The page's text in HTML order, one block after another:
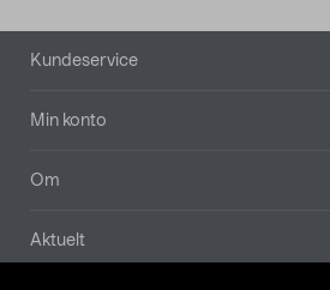
Bunntekst
Kundeservice
Min konto
Om
Aktuelt